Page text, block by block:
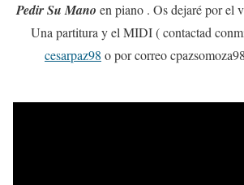
Pedir Su Mano en piano . Os dejaré por el
Una partitura y el MIDI ( contactad
cesarpaz98 o por correo